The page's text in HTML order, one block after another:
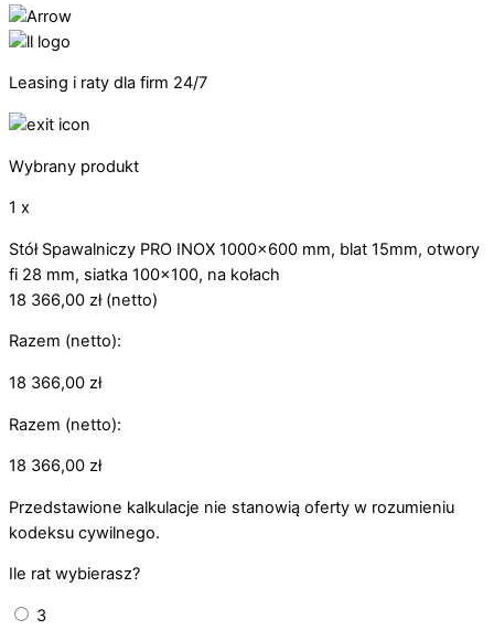
Leasing i raty dla firm 24/7
Wybrany produkt
1 x
Stół Spawalniczy PRO INOX 1000x600 mm, blat 15mm, otwory
fi 28 mm, siatka 100x100, na kołach
18 366,00 zł(netto)
Razem (netto):
18 366,00 zł
Razem (netto):
18 366,00 zł
Przedstawione kalkulacje nie stanowią oferty w rozumieniu
kodeksu cywilnego.
Ile rat wybierasz?
3